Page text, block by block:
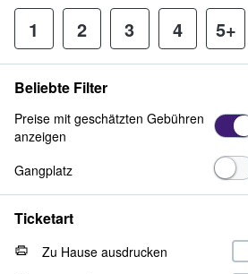
1 2 3 4 5+
Beliebte Filter
Preise mit geschätzten Gebühren
anzeigen
Gangplatz
Ticketart
Zu Hause ausdrucken